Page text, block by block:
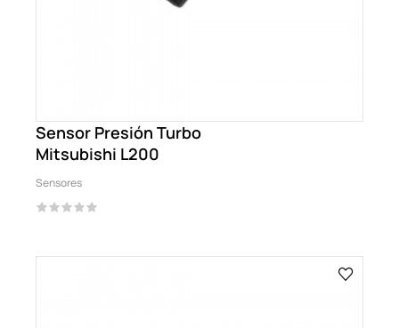
Sensor Presión Turbo
Mitsubishi L200
Sensores